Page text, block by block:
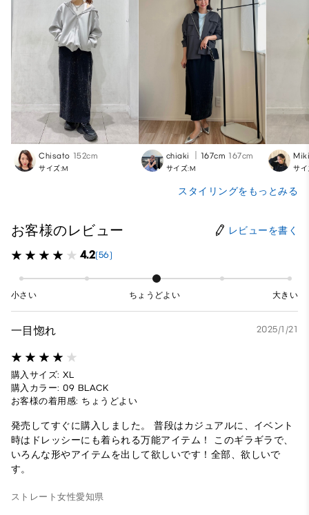
Chisato 152cm
サイズ:M
chiaki ｜167cm 167cm
サイズ:M サ
スタイリングをもっとみる
お客様のレビュー レビューを書く
4.2(56)
小さい ちょうどよい 大きい
一目惚れ 2025/1/21
購入サイズ: XL
購入カラー: 09 BLACK
お客様の着用感: ちょうどよい
発売してすぐに購入しました。 普段はカジュアルに、イベント
時はドレッシーにも着られる万能アイテム！ このギラギラで、
いろんな形やアイテムを出して欲しいです！全部、欲しいで
す。
ストレート女性愛知県